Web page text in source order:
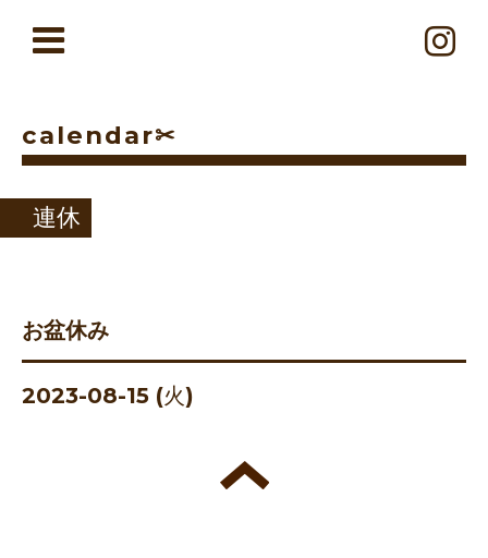
calendar✂︎
連休
お盆休み
2023-08-15 (火)